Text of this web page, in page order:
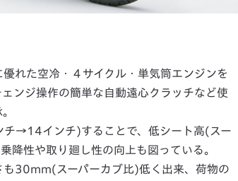
れた空冷・４サイクル・単気筒エンジンを
ンジ操作の簡単な自動遠心クラッチなど使
チ→14インチ)することで、低シート高(スー
性や取り廻し性の向上も図っている。
も30mm(スーパーカブ比)低く出来、荷物の